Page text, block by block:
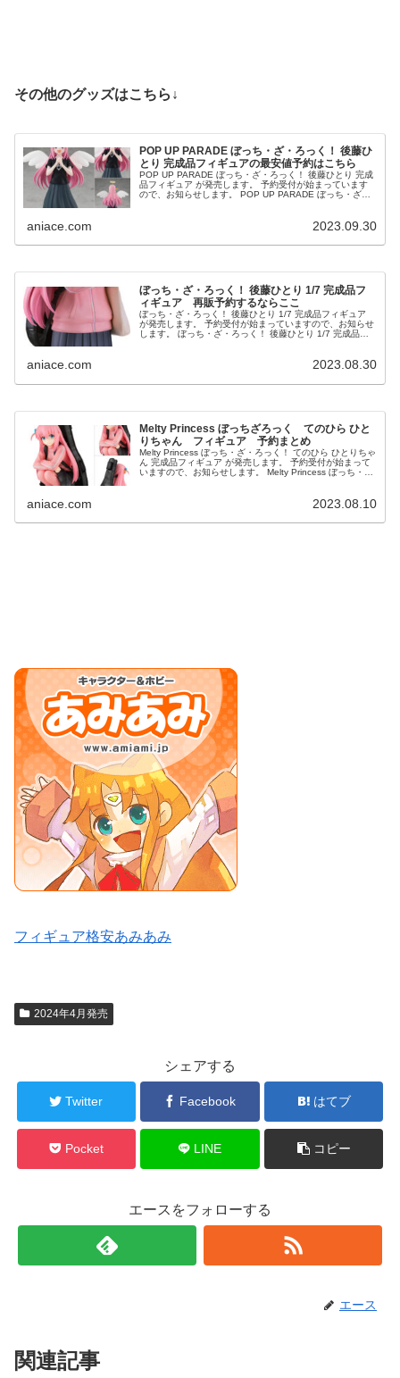
その他のグッズはこちら↓
POP UP PARADE ぼっち・ざ・ろっく！ 後藤ひ
とり 完成品フィギュアの最安値予約はこちら
POP UP PARADE ぼっち・ざ・ろっく！ 後藤ひとり 完成
品フィギュア が発売します。 予約受付が始まっています
ので、お知らせします。 POP UP PARADE ぼっち・ざ・
aniace.com 2023.09.30
ぼっち・ざ・ろっく！ 後藤ひとり 1/7 完成品フ
ィギュア 再販予約するならここ
ぼっち・ざ・ろっく！ 後藤ひとり 1/7 完成品フィギュア
が発売します。 予約受付が始まっていますので、お知らせ
します。 ぼっち・ざ・ろっく！ 後藤ひとり 1/7 完成品フ
aniace.com 2023.08.30
Melty Princess ぼっちざろっく てのひら ひと
りちゃん フィギュア 予約まとめ
Melty Princess ぼっち・ざ・ろっく！ てのひら ひとりちゃ
ん 完成品フィギュア が発売します。 予約受付が始まって
いますので、お知らせします。 Melty Princess ぼっち・
aniace.com 2023.08.10
フィギュア格安あみあみ
2024年4月発売
シェアする
Twitter Facebook はてブ
Pocket LINE コピー
エースをフォローする
エース
関連記事